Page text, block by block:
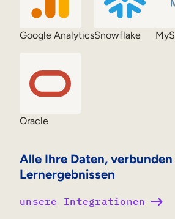
Alle Ihre Daten,
Lernergebnissen
Google AnalyticsSnowflake
Oracle
unsere Integrationen